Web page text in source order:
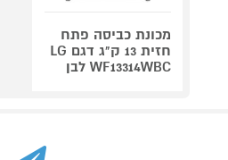
מכונת כביסה פתח
חזית 13 ק"ג דגם LG
WF13314WBC לבן